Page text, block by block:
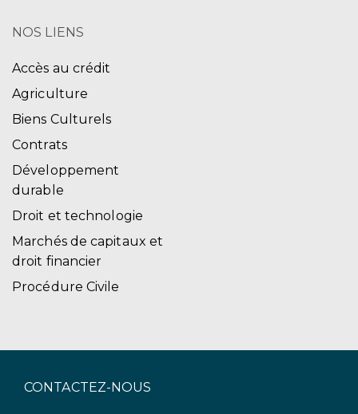
NOS LIENS
Accès au crédit
Agriculture
Biens Culturels
Contrats
Développement
durable
Droit et technologie
Marchés de capitaux et
droit financier
Procédure Civile
CONTACTEZ-NOUS